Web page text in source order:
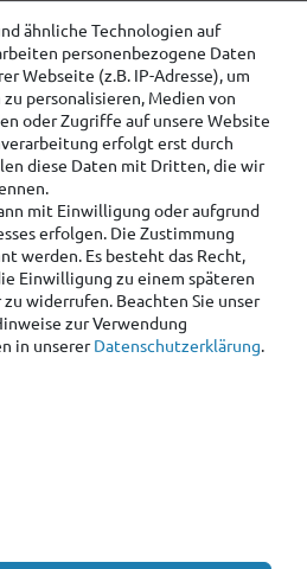
ähnliche Technologien auf
personenbezogene Daten
Webseite (z.B. IP-Adresse), um
personalisieren, Medien von
oder Zugriffe auf unsere Website
erfolgt erst durch
diese Daten mit Dritten, die wir
mit Einwilligung oder aufgrund
erfolgen. Die Zustimmung
werden. Es besteht das Recht,
Einwilligung zu einem späteren
widerrufen. Beachten Sie unser
zur Verwendung
in unsererDaten­schutz­erklärung.